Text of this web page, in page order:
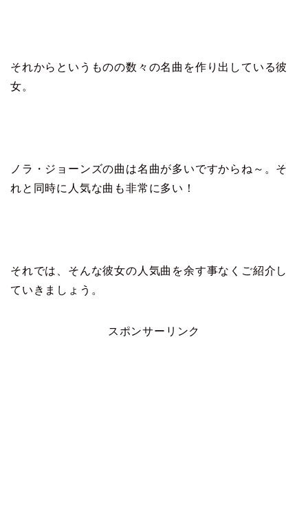
それからというものの数々の名曲を作り出している彼
女。
ノラ・ジョーンズの曲は名曲が多いですからね～。そ
れと同時に人気な曲も非常に多い！
それでは、そんな彼女の人気曲を余す事なくご紹介し
ていきましょう。
スポンサーリンク